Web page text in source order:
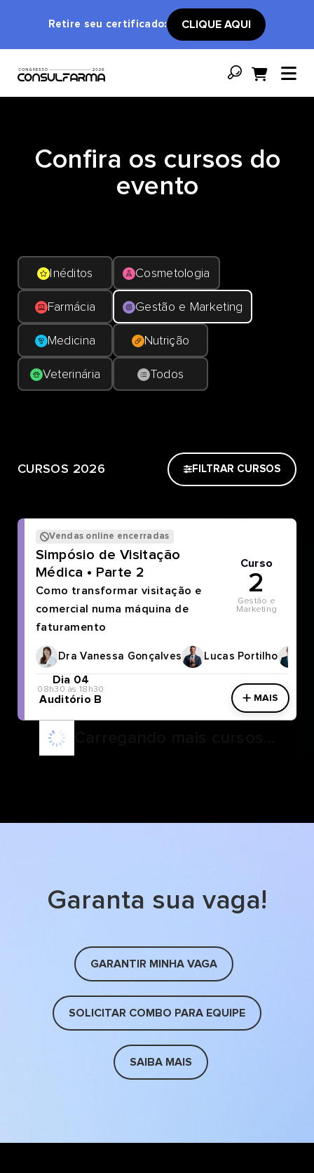
Retire seu certificado: CLIQUE AQUI
Confira os cursos do
evento
Inéditos Cosmetologia
Farmácia Gestão e Marketing
Medicina Nutrição
Veterinária Todos
CURSOS 2026 FILTRAR CURSOS
Curso
2
Gestão e
Marketing
Vendas online encerradas
Simpósio de Visitação
Médica • Parte 2
Como transformar visitação e
comercial numa máquina de
faturamento
Dra Vanessa Gonçalves Lucas Portilho
Dia 04
08h30 às 18h30
Auditório B MAIS
Garanta sua vaga!
GARANTIR MINHA VAGA
SOLICITAR COMBO PARA EQUIPE
SAIBA MAIS